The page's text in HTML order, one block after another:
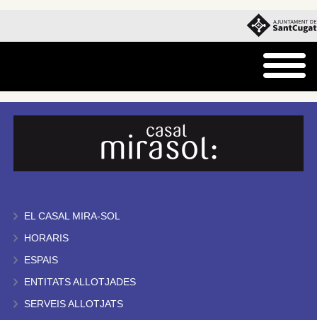
EL CASAL MIRA-SOL
HORARIS
ESPAIS
ENTITATS ALLOTJADES
SERVEIS ALLOTJATS